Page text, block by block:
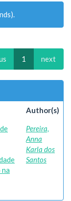
1 next
Author(s)
Pereira,
Anna
Karla dos
Santos